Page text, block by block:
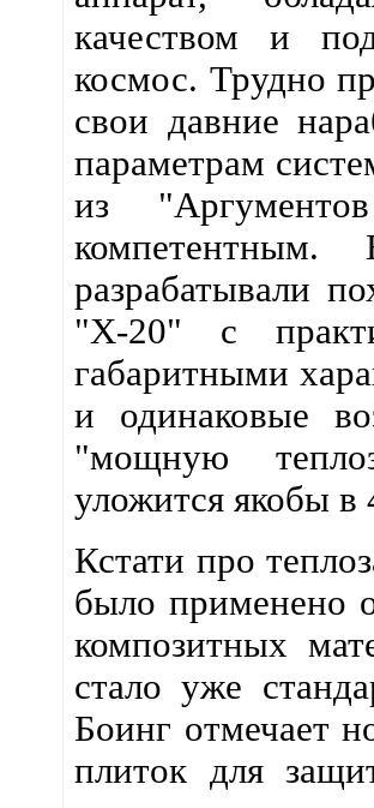
качеством и
космос. Трудно
свои давние
параметрам
из
разрабатывали
"Х-20" с
габаритными
и одинаковые
"мощную
уложится якобы в
Кстати про
было применено
композитных
стало уже
Боинг отмечает
плиток для